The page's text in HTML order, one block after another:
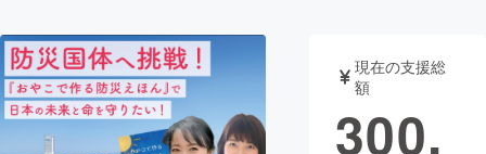
テクノロジー・ガジェット
映像・映画 書籍・雑誌
現在の支援総
額
300,